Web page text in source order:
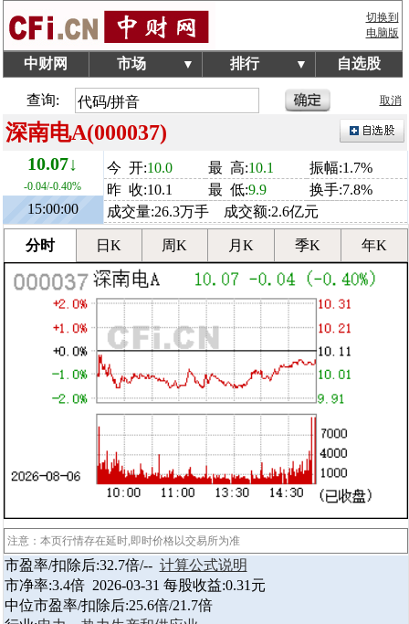
切换到
电脑版
中财网 市场 ▼ 排行 ▼ 自选股
查询: 取消
深南电A(000037)
10.07↓
-0.04/-0.40%
15:00:00
今 开:10.0 最 高:10.1
振幅:1.7%
昨 收:10.1
最 低:9.9
换手:7.8%
成交量:26.3万手 成交额:2.6亿元
分时 日K 周K 月K 季K 年K
注意：本页行情存在延时,即时价格以交易所为准
市盈率/扣除后:32.7倍/-- 计算公式说明
市净率:3.4倍 2026-03-31 每股收益:0.31元
中位市盈率/扣除后:25.6倍/21.7倍